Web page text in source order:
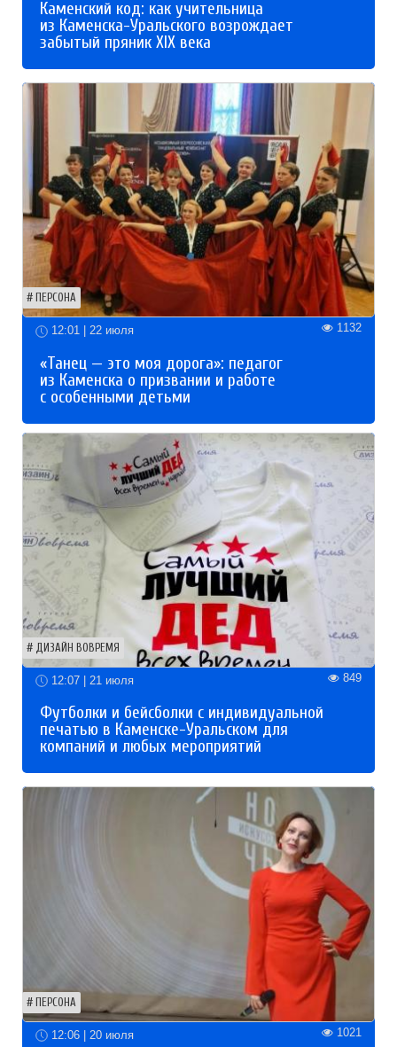
Каменский код: как учительница
из Каменска-Уральского возрождает
забытый пряник XIX века
ПЕРСОНА
12:01 | 22 июля 1132
«Танец — это моя дорога»: педагог
из Каменска о призвании и работе
с особенными детьми
ДИЗАЙН ВОВРЕМЯ
12:07 | 21 июля 849
Футболки и бейсболки с индивидуальной
печатью в Каменске-Уральском для
компаний и любых мероприятий
ПЕРСОНА
12:06 | 20 июля 1021